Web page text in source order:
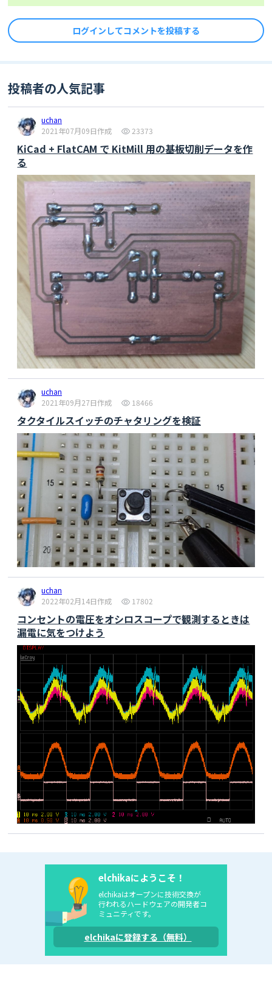
ログインしてコメントを投稿する
投稿者の人気記事
uchan
2021年07月09日作成
23373
KiCad + FlatCAM で KitMill 用の基板切削データを作
る
uchan
2021年09月27日作成
18466
タクタイルスイッチのチャタリングを検証
uchan
2022年02月14日作成
17802
コンセントの電圧をオシロスコープで観測するときは
漏電に気をつけよう
elchikaにようこそ！
elchikaはオープンに技術交換が
行われるハードウェアの開発者コ
ミュニティです。
elchikaに登録する（無料）